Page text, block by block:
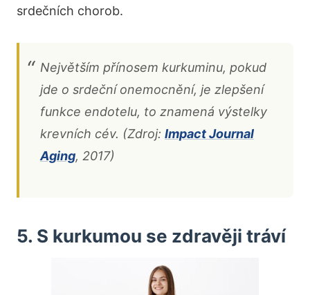
srdečních chorob.
Největším přínosem kurkuminu, pokud
jde o srdeční onemocnění, je zlepšení
funkce endotelu, to znamená výstelky
krevních cév. (Zdroj: Impact Journal
Aging, 2017)
5. S kurkumou se zdravěji tráví